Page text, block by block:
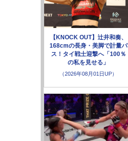
【KNOCK OUT】辻井和奏、
168cmの長身・美脚で計量パ
ス！タイ戦士迎撃へ「100％
の私を見せる」
（2026年08月01日UP）